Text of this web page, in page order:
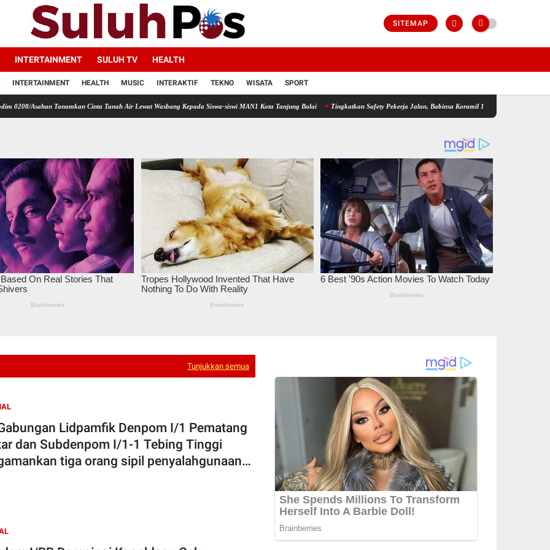
SITEMAP
INTERTAINMENT SULUH TV HEALTH
INTERTAINMENT HEALTH MUSIC INTERAKTIF TEKNO WISATA SPORT
Tanamkan Cinta Tanah Air Lewat Wasbang Kepada Siswa-siswi MAN1 Kota Tanjung Balai Tingkatkan Safety Pekerja Jalan, Babinsa Koramil 17/DB Kodim 0208/Asahan Gelar
Tunjukkan semua
Lidpamfik Denpom I/1 Pematang
dan Subdenpom I/1-1 Tebing Tinggi
tiga orang sipil penyalahgunaan
jenis sabu-sabu